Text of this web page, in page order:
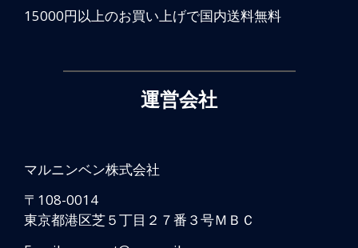
15000円以上のお買い上げで国内送料無料
運営会社
マルニンベン株式会社
〒108-0014
東京都港区芝５丁⽬２７番３号ＭＢＣ